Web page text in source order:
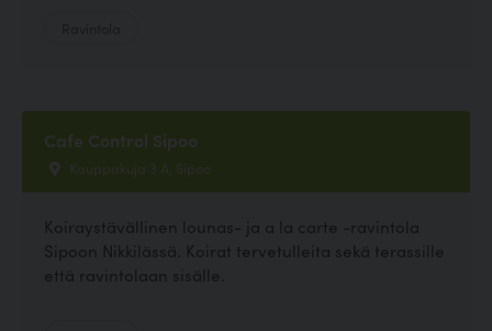
Cafe Control Sipoo
Kauppakuja 3 A, Sipoo
Koiraystävällinen lounas- ja a la carte -ravintola
Sipoon Nikkilässä. Koirat tervetulleita sekä terassille
että ravintolaan sisälle.